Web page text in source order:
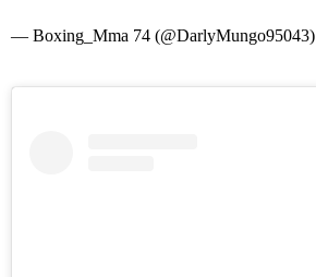
— Boxing_Mma 74 (@DarlyMungo95043)